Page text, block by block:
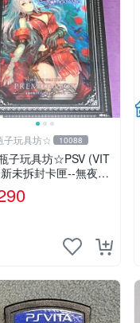
子玩具坊☆ 10088
子玩具坊☆PSV (VIT
未拆封卡匣--無夜國
藏盒版 / 限定版 (日版)